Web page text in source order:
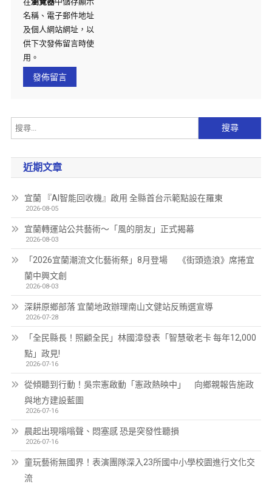
名稱、電子郵件地址
及個人網站網址，以
供下次發佈留言時使
用。
近期文章
宜蘭 『AI智能回收機』啟用 全縣首台示範點設在羅東
2026-08-05
宜蘭轉運站公共藝術～「風的朋友」正式揭幕
2026-08-03
「2026宜蘭潮流文化藝術祭」8月登場 《街頭造浪》席捲宜
蘭中興文創
2026-08-03
深耕原鄉部落 宜蘭地政辦理南山文健站反賄選宣導
2026-07-28
「全民縣長！照顧全民」林國漳發表「智慧敬老卡 每年12,000
點」政見!
2026-07-16
從傾聽到行動！吳宗憲啟動「憲政熱映中」 向鄉親報告施政
與地方建設藍圖
2026-07-16
晨起出現嗡嗡聲、悶塞感 恐是突發性聽損
2026-07-16
童玩藝術無國界！表演團隊深入23所國中小學校園進行文化交
流